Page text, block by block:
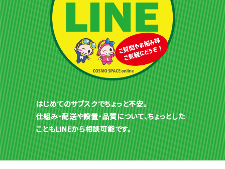
はじめてのサブスクでちょっと不安。
仕組み・配送や設置・品質について、ちょっとした
こともLINEから相談可能です。